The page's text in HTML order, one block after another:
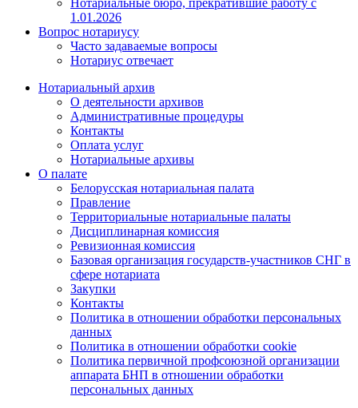
1.01.2026
Вопрос нотариусу
Часто задаваемые вопросы
Нотариус отвечает
Нотариальный архив
О деятельности архивов
Административные процедуры
Контакты
Оплата услуг
Нотариальные архивы
О палате
Белорусская нотариальная палата
Правление
Территориальные нотариальные палаты
Дисциплинарная комиссия
Ревизионная комиссия
Базовая организация государств-участников СНГ в
сфере нотариата
Закупки
Контакты
Политика в отношении обработки персональных
данных
Политика в отношении обработки cookie
Политика первичной профсоюзной организации
аппарата БНП в отношении обработки
персональных данных